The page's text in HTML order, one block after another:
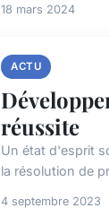
18 mars 2024
ACTU
réussite
Un état d'esprit
la résolution de
4 septembre 2023